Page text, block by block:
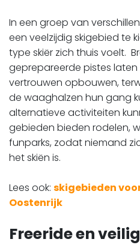
​​​​​​​In een groep van
een veelzijdig skigebied te
type skiër zich thuis voelt.
geprepareerde pistes laten
vertrouwen opbouwen,
de waaghalzen hun gang
alternatieve activiteiten
gebieden bieden rodelen,
funparks, zodat niemand
het skiën is.
Lees ook: skigebieden
Oostenrijk
Freeride en